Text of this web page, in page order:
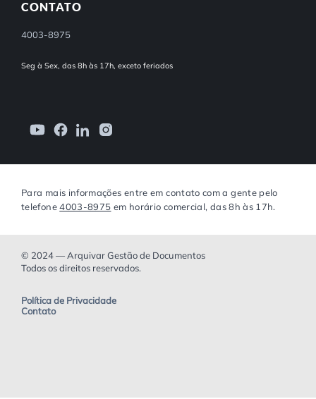
CONTATO
4003-8975
Seg à Sex, das 8h às 17h, exceto feriados
Para mais informações entre em contato com a gente pelo
telefone4003-8975 em horário comercial, das 8h às 17h.
© 2024 — Arquivar Gestão de Documentos
Todos os direitos reservados.
Política de Privacidade
Contato